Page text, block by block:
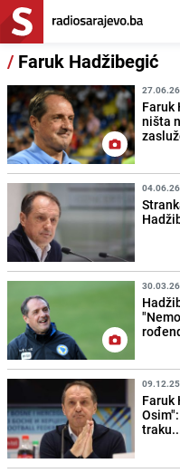
/ Faruk Hadžibegić
Faruk
ništa
Faruk